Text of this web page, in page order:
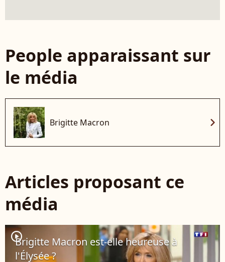
People apparaissant sur
le média
Brigitte Macron chevron_right
Articles proposant ce
média
player2
Brigitte Macron est-elle heureuse à
l'Élysée ?